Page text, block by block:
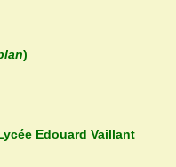
)
Edouard Vaillant